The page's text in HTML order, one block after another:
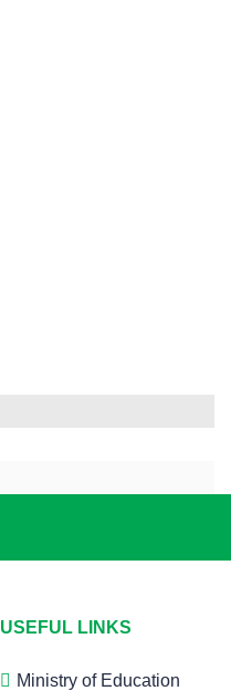
USEFUL LINKS
Ministry of Education